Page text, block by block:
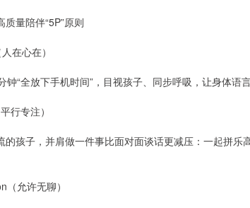
量陪伴“5P”原则
在心在）
钟“全放下手机时间”，目视孩子、同步呼吸，让身体语言
行专注）
的孩子，并肩做一件事比面对面谈话更减压：一起拼
允许无聊）